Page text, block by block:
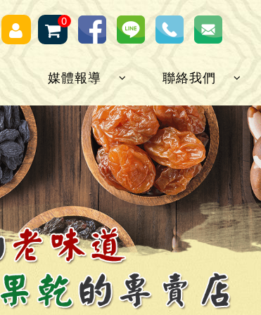
0
媒體報導 聯絡我們